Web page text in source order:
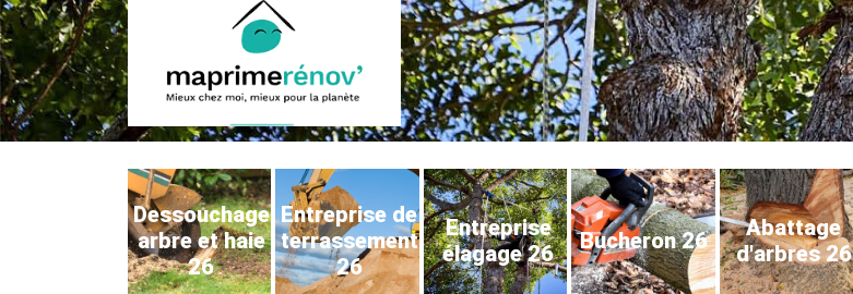
Dessouchage
arbre et haie
26
Entreprise de
terrassement
26
Entreprise
élagage 26
Bucheron 26
Abattage
d'arbres 26